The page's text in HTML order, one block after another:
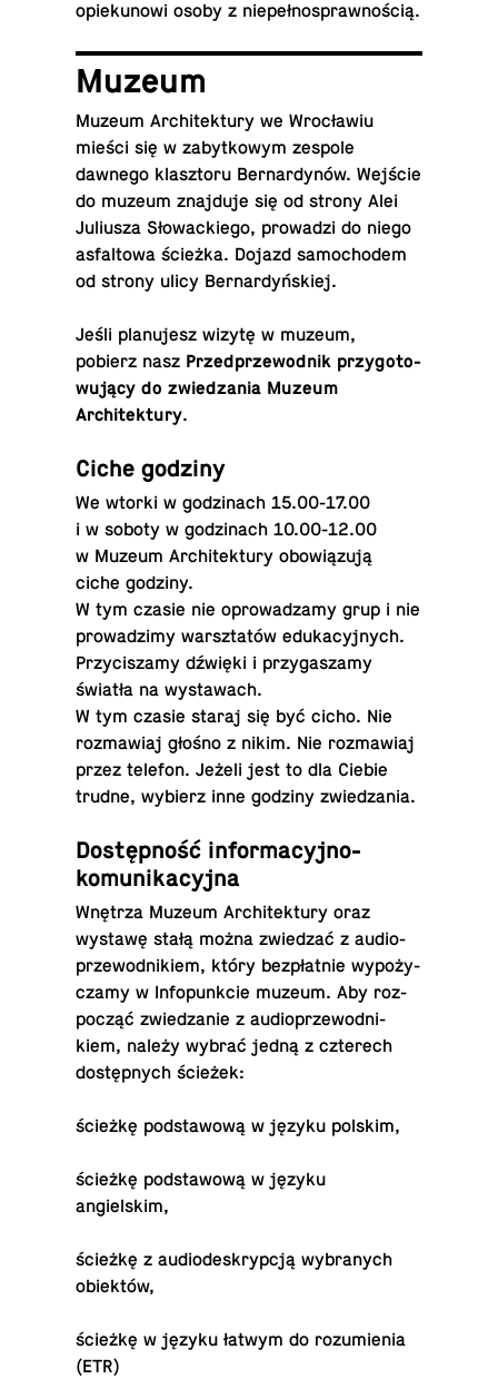
opie­ku­no­wi osoby z nie­peł­no­spraw­no­ścią.
Muzeum
Muzeum Ar­chi­tek­tu­ry we Wro­cła­wiu
mieści się w za­byt­ko­wym zespole
dawnego klasz­to­ru Ber­nar­dy­nów. Wejście
do muzeum znaj­du­je się od strony Alei
Ju­liu­sza Sło­wac­kie­go, pro­wa­dzi do niego
as­fal­to­wa ścieżka. Dojazd sa­mo­cho­dem
od strony ulicy Bernardyńskiej.
Jeśli pla­nu­jesz wizytę w muzeum,
pobierz nasz Przed­prze­wod­nik przy­go­to­
wu­ją­cy do zwie­dza­nia Muzeum
Architektury.
Ciche godziny
We wtorki w go­dzi­nach 15.00-17.00
i w soboty w go­dzi­nach 10.00-12.00
w Muzeum Ar­chi­tek­tu­ry obo­wią­zu­ją
ciche godziny.
W tym czasie nie opro­wa­dza­my grup i nie
pro­wa­dzi­my warsz­ta­tów edu­ka­cyj­nych.
Przy­ci­sza­my dźwięki i przy­ga­sza­my
światła na wystawach.
W tym czasie staraj się być cicho. Nie
roz­ma­wiaj głośno z nikim. Nie roz­ma­wiaj
przez telefon. Jeżeli jest to dla Ciebie
trudne, wybierz inne godziny zwiedzania.
Do­stęp­ność informacyjno-
komunikacyjna
Wnętrza Muzeum Ar­chi­tek­tu­ry oraz
wystawę stałą można zwie­dzać z au­dio­
prze­wod­ni­kiem, który bez­płat­nie wy­po­ży­
cza­my w In­fo­punk­cie muzeum. Aby roz­
po­cząć zwie­dza­nie z au­dio­prze­wod­ni­
kiem, należy wybrać jedną z czte­rech
do­stęp­nych ścieżek:
ścieżkę pod­sta­wo­wą w języku polskim,
ścieżkę pod­sta­wo­wą w języku
angielskim,
ścieżkę z au­dio­de­skryp­cją wy­bra­nych
obiektów,
ścieżkę w języku łatwym do ro­zu­mie­nia
(ETR)